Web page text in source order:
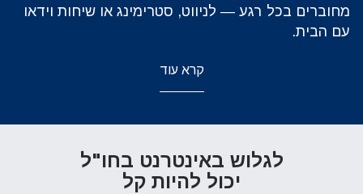
מחוברים בכל רגע — לניווט, סטרימינג או שיחות וידאו
עם הבית.
קרא עוד
לגלוש באינטרנט בחו"ל
יכול להיות קל